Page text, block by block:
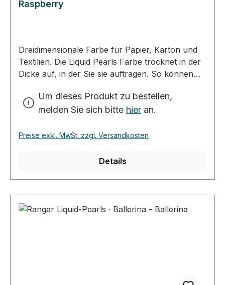
Raspberry
Dreidimensionale Farbe für Papier, Karton und
Textilien. Die Liquid Pearls Farbe trocknet in der
Dicke auf, in der Sie sie auftragen. So können
verzieren. Mit der besonders feinen Spitze des
Farbfläschchens können Sie dünne Linien und
wenig Wasser verdünnt, erhalten Sie einen
Kartenidee. Die Trockenzeit der Farbe variiert, je
Untergrundes. Sie sollten etwa 2-3 Stunden
Trockenzeit einplanen. Zum Verzieren von
Textilien waschen Sie den Stoff vor und lassen
Um dieses Produkt zu bestellen,
melden Sie sich bitte hier an.
Preise exkl. MwSt. zzgl. Versandkosten
Details